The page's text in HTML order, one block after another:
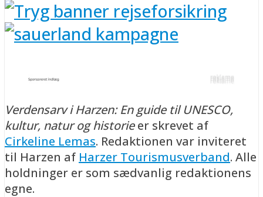
Verdensarv i Harzen: En guide til UNESCO,
kultur, natur og historieer skrevet af
Cirkeline Lemas. Redaktionen var inviteret
til Harzen af Harzer Tourismusverband. Alle
holdninger er som sædvanlig redaktionens
egne.